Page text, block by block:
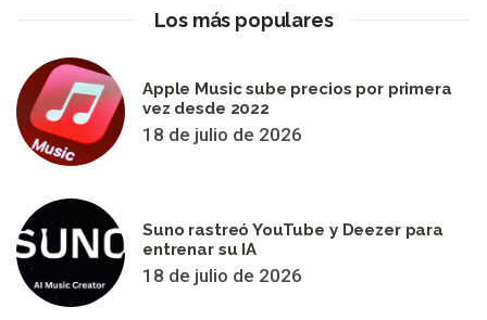
Los más populares
Apple Music sube precios por primera
vez desde 2022
18 de julio de 2026
Suno rastreó YouTube y Deezer para
entrenar su IA
18 de julio de 2026